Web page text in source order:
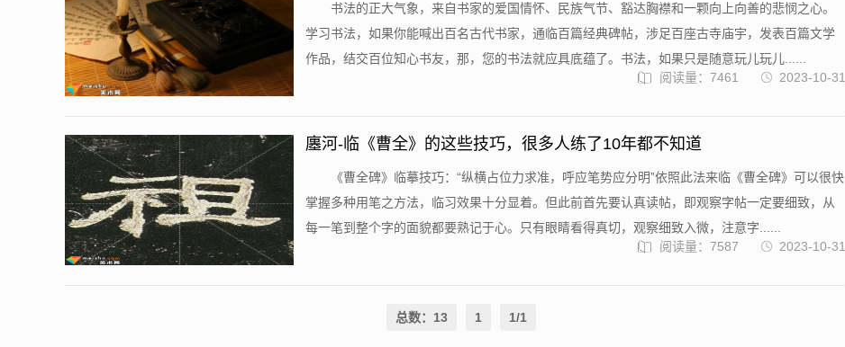
书法的正大气象，来自书家的爱国情怀、民族气节、豁达胸襟和一颗向上向善的悲悯之心。
学习书法，如果你能喊出百名古代书家，通临百篇经典碑帖，涉足百座古寺庙宇，发表百篇文学
作品，结交百位知心书友，那，您的书法就应具底蕴了。书法，如果只是随意玩儿玩儿......
2023-10-31
阅读量：7461
廛河-临《曹全》的这些技巧，很多人练了10年都不知道
《曹全碑》临摹技巧：“纵横占位力求准，呼应笔势应分明”依照此法来临《曹全碑》可以很快
掌握多种用笔之方法，临习效果十分显着。但此前首先要认真读帖，即观察字帖一定要细致，从
每一笔到整个字的面貌都要熟记于心。只有眼睛看得真切，观察细致入微，注意字......
2023-10-31
阅读量：7587
总数：13 1 1/1